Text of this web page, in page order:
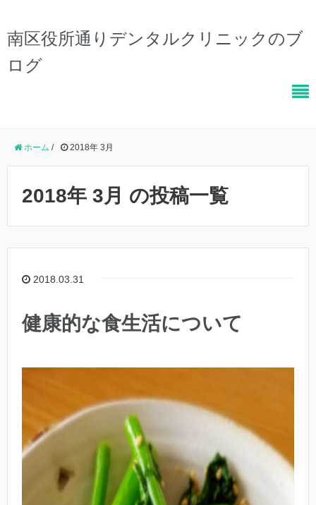
南区役所通りデンタルクリニックのブ
ログ
ホーム / 2018年 3月
2018年 3月 の投稿一覧
2018.03.31
健康的な食生活について